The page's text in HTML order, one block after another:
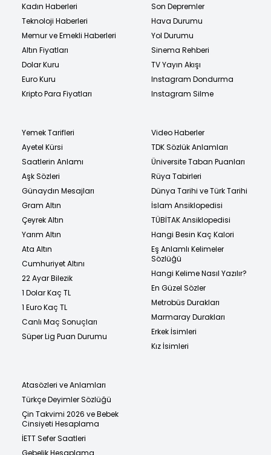
Kadın Haberleri
Teknoloji Haberleri
Memur ve Emekli Haberleri
Altın Fiyatları
Dolar Kuru
Euro Kuru
Kripto Para Fiyatları
Son Depremler
Hava Durumu
Yol Durumu
Sinema Rehberi
TV Yayın Akışı
Instagram Dondurma
Instagram Silme
Yemek Tarifleri
Ayetel Kürsi
Saatlerin Anlamı
Aşk Sözleri
Günaydın Mesajları
Gram Altın
Çeyrek Altın
Yarım Altın
Ata Altın
Cumhuriyet Altını
22 Ayar Bilezik
1 Dolar Kaç TL
1 Euro Kaç TL
Canlı Maç Sonuçları
Süper Lig Puan Durumu
Video Haberler
TDK Sözlük Anlamları
Üniversite Taban Puanları
Rüya Tabirleri
Dünya Tarihi ve Türk Tarihi
İslam Ansiklopedisi
TÜBİTAK Ansiklopedisi
Hangi Besin Kaç Kalori
Eş Anlamlı Kelimeler
Sözlüğü
Hangi Kelime Nasıl Yazılır?
En Güzel Sözler
Metrobüs Durakları
Marmaray Durakları
Erkek İsimleri
Kız İsimleri
Atasözleri ve Anlamları
Türkçe Deyimler Sözlüğü
Çin Takvimi 2026 ve Bebek
Cinsiyeti Hesaplama
İETT Sefer Saatleri
Gebelik Hesaplama